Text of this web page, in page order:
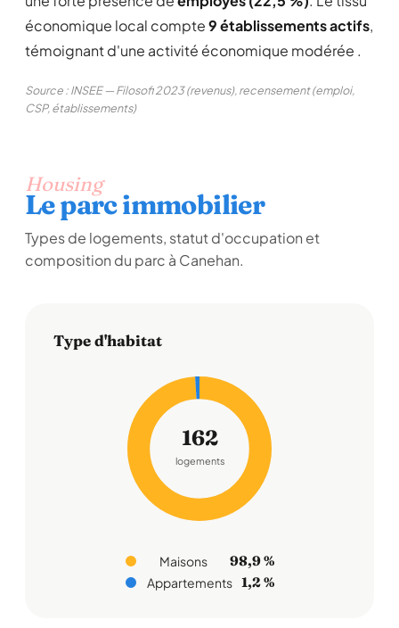
économique local compte9 établissements actifs,
témoignant d'une activité économique modérée .
Source : INSEE — Filosofi 2023 (revenus), recensement (emploi,
CSP, établissements)
Housing
Le parc immobilier
Types de logements, statut d'occupation et
composition du parc à Canehan.
Type d'habitat
162
logements
Maisons 98,9 %
Appartements 1,2 %